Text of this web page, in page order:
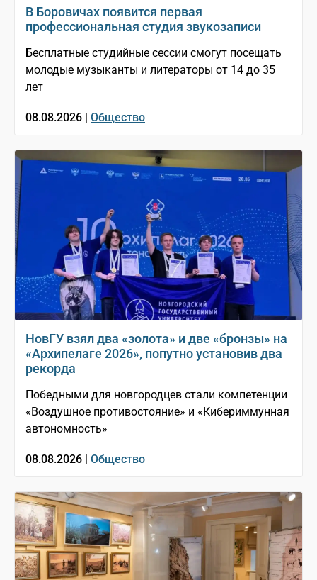
В Боровичах появится первая
профессиональная студия звукозаписи
Бесплатные студийные сессии смогут посещать
молодые музыканты и литераторы от 14 до 35
лет
08.08.2026 | Общество
НовГУ взял два «золота» и две «бронзы» на
«Архипелаге 2026», попутно установив два
рекорда
Победными для новгородцев стали компетенции
«Воздушное противостояние» и «Кибериммунная
автономность»
08.08.2026 | Общество